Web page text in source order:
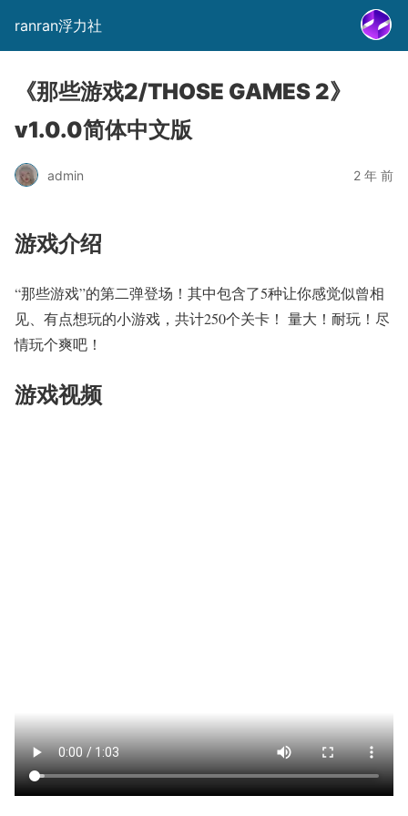
ranran浮力社
《那些游戏2/THOSE GAMES 2》
v1.0.0简体中文版
admin 2 年 前
游戏介绍
“那些游戏”的第二弹登场！其中包含了5种让你感觉似曾相
见、有点想玩的小游戏，共计250个关卡！ 量大！耐玩！尽
情玩个爽吧！
游戏视频